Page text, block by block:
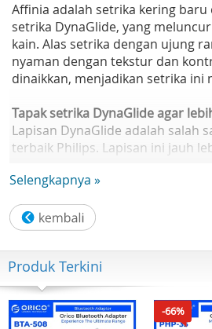
Affinia adalah setrika kering baru
setrika DynaGlide, yang
kain. Alas setrika dengan ujung
nyaman dengan tekstur dan
dinaikkan, menjadikan setrika ini
Tapak setrika DynaGlide agar
Lapisan DynaGlide adalah salah
terbaik Philips. Lapisan ini jauh
keramik.
Tapak setrika berujung ramping
menjangkau bagian yang sulit
Ujung ramping dari tapak
menjangkau bagian tersulit,
membuat lipatan, dan di sudut-
Alur kancing mempercepat
Selengkapnya »
Produk Terkini
-66%